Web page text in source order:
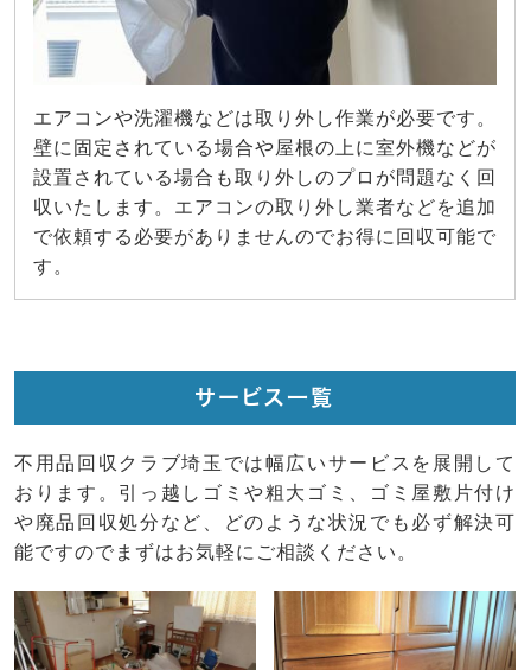
エアコンや洗濯機などは取り外し作業が必要です。
壁に固定されている場合や屋根の上に室外機などが
設置されている場合も取り外しのプロが問題なく回
収いたします。エアコンの取り外し業者などを追加
で依頼する必要がありませんのでお得に回収可能で
す。
サービス一覧
不用品回収クラブ埼玉では幅広いサービスを展開して
おります。引っ越しゴミや粗大ゴミ、ゴミ屋敷片付け
や廃品回収処分など、どのような状況でも必ず解決可
能ですのでまずはお気軽にご相談ください。